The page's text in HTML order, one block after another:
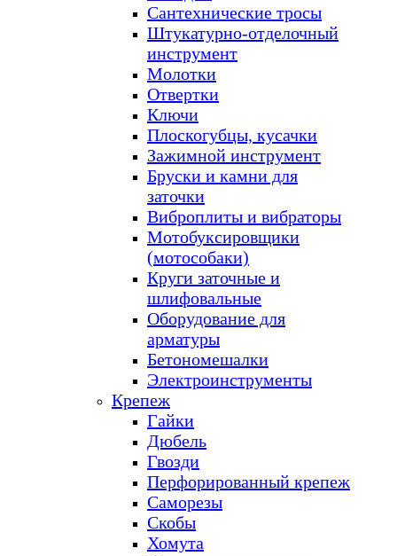
Сантехнические тросы
Штукатурно-отделочный
инструмент
Молотки
Отвертки
Ключи
Плоскогубцы, кусачки
Зажимной инструмент
Бруски и камни для
заточки
Виброплиты и вибраторы
Мотобуксировщики
(мотособаки)
Круги заточные и
шлифовальные
Оборудование для
арматуры
Бетономешалки
Электроинструменты
Крепеж
Гайки
Дюбель
Гвозди
Перфорированный крепеж
Саморезы
Скобы
Хомута